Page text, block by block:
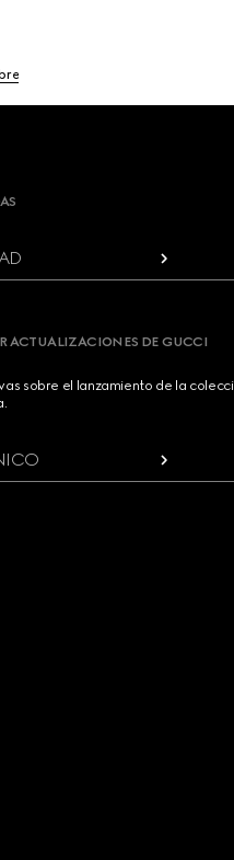
ACTUALIZACIONES DE GUCCI
sobre el lanzamiento de la